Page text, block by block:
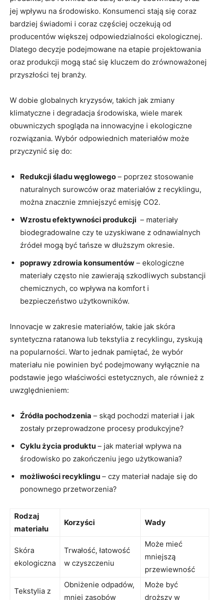
jej ⁤wpływu na środowisko. Konsumenci stają się coraz
bardziej⁤ świadomi i coraz ‍częściej⁢ oczekują‍ od
producentów​ większej odpowiedzialności ekologicznej.
Dlatego decyzje podejmowane na etapie projektowania
oraz produkcji mogą stać ‍się ‍kluczem do zrównoważonej
przyszłości⁣ tej ‍branży.
W dobie globalnych ‍kryzysów, takich jak zmiany
klimatyczne i ⁢degradacja środowiska, wiele marek
obuwniczych⁢ spogląda ⁣na ⁢innowacyjne i ekologiczne
rozwiązania. ⁢Wybór odpowiednich materiałów ‌może
przyczynić ‍się do:
Redukcji śladu węglowego – poprzez stosowanie
naturalnych surowców oraz materiałów z​ recyklingu,
można ⁣znacznie zmniejszyć emisję CO2.
Wzrostu efektywności produkcji ‌ – materiały
biodegradowalne czy te uzyskiwane⁤ z odnawialnych
⁤źródeł⁢ mogą ⁢być tańsze w dłuższym okresie.
poprawy zdrowia konsumentów – ekologiczne
materiały często⁢ nie zawierają szkodliwych substancji
‍chemicznych,⁤ co wpływa ‍na komfort i
bezpieczeństwo‌ użytkowników.
Innovacje w​ zakresie materiałów, takie jak skóra
syntetyczna ratanowa lub tekstylia⁢ z recyklingu, ⁢zyskują
na⁣ popularności.‌ Warto⁢ jednak pamiętać, że wybór​
materiału nie powinien być podejmowany wyłącznie na
podstawie jego właściwości estetycznych, ⁣ale​ również z⁢
uwzględnieniem:
Źródła pochodzenia ⁤– skąd pochodzi ⁣materiał i⁣ jak
zostały ‍przeprowadzone ‍procesy‌ produkcyjne?
Cyklu życia produktu – jak materiał wpływa‌ na
środowisko po ​zakończeniu jego‍ użytkowania?
możliwości recyklingu – czy materiał nadaje się do
ponownego‌ przetworzenia?
Rodzaj
materiału
Korzyści Wady
Skóra
ekologiczna
Trwałość, łatowość
w czyszczeniu
Może mieć
mniejszą
przewiewność
Tekstylia z
Obniżenie odpadów,
⁣mniej zasobów ​
Może być
droższy w